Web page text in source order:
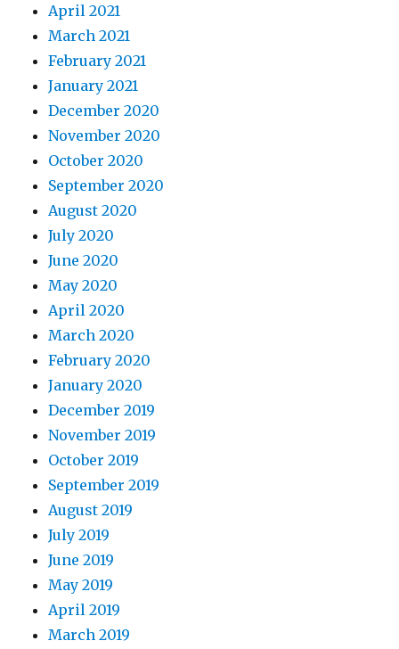
April 2021
March 2021
February 2021
January 2021
December 2020
November 2020
October 2020
September 2020
August 2020
July 2020
June 2020
May 2020
April 2020
March 2020
February 2020
January 2020
December 2019
November 2019
October 2019
September 2019
August 2019
July 2019
June 2019
May 2019
April 2019
March 2019